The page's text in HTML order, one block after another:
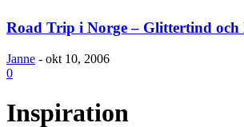
Road Trip i Norge – Glittertind och
Janne - okt 10, 2006
0
Inspiration